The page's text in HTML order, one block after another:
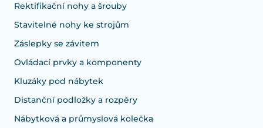
Rektifikační nohy a šrouby
Stavitelné nohy ke strojům
Záslepky se závitem
Ovládací prvky a komponenty
Kluzáky pod nábytek
Distanční podložky a rozpěry
Nábytková a průmyslová kolečka